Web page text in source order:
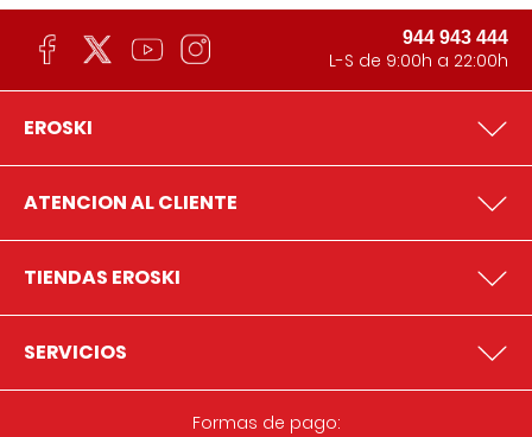
944 943 444
L-S de 9:00h a 22:00h
EROSKI
ATENCION AL CLIENTE
TIENDAS EROSKI
SERVICIOS
Formas de pago: